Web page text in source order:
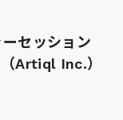
ーセッション
Artiql Inc.）